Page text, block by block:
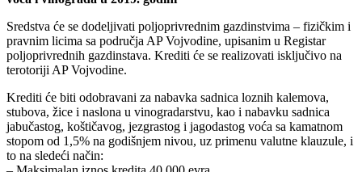
Sredstva će se dodeljivati poljoprivrednim gazdinstvima – fizičkim i
pravnim licima sa područja AP Vojvodine, upisanim u Registar
poljoprivrednih gazdinstava. Krediti će se realizovati isključivo na
terotoriji AP Vojvodine.
Krediti će biti odobravani za nabavka sadnica loznih kalemova,
stubova, žice i naslona u vinogradarstvu, kao i nabavku sadnica
jabučastog, koštičavog, jezgrastog i jagodastog voća sa kamatnom
stopom od 1,5% na godišnjem nivou, uz primenu valutne klauzule, i
to na sledeći način: